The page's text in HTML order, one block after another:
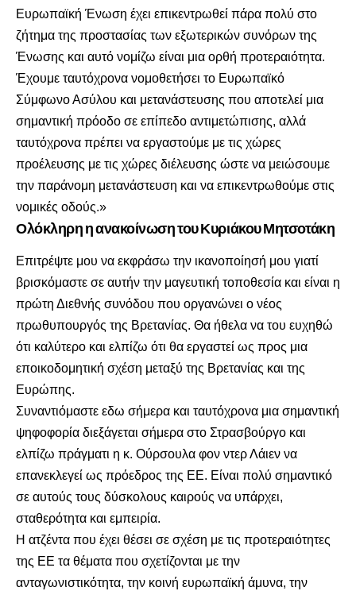
Ευρωπαϊκή Ένωση έχει επικεντρωθεί πάρα πολύ στο
ζήτημα της προστασίας των εξωτερικών συνόρων της
Ένωσης και αυτό νομίζω είναι μια ορθή προτεραιότητα.
Έχουμε ταυτόχρονα νομοθετήσει το Ευρωπαϊκό
Σύμφωνο Ασύλου και μετανάστευσης που αποτελεί μια
σημαντική πρόοδο σε επίπεδο αντιμετώπισης, αλλά
ταυτόχρονα πρέπει να εργαστούμε με τις χώρες
προέλευσης με τις χώρες διέλευσης ώστε να μειώσουμε
την παράνομη μετανάστευση και να επικεντρωθούμε στις
νομικές οδούς.»
Ολόκληρη η ανακοίνωση του Κυριάκου Μητσοτάκη
Επιτρέψτε μου να εκφράσω την ικανοποίησή μου γιατί
βρισκόμαστε σε αυτήν την μαγευτική τοποθεσία και είναι η
πρώτη Διεθνής συνόδου που οργανώνει ο νέος
πρωθυπουργός της Βρετανίας. Θα ήθελα να του ευχηθώ
ότι καλύτερο και ελπίζω ότι θα εργαστεί ως προς μια
εποικοδομητική σχέση μεταξύ της Βρετανίας και της
Ευρώπης.
Συναντιόμαστε εδω σήμερα και ταυτόχρονα μια σημαντική
ψηφοφορία διεξάγεται σήμερα στο Στρασβούργο και
ελπίζω πράγματι η κ. Ούρσουλα φον ντερ Λάιεν να
επανεκλεγεί ως πρόεδρος της ΕΕ. Είναι πολύ σημαντικό
σε αυτούς τους δύσκολους καιρούς να υπάρχει,
σταθερότητα και εμπειρία.
Η ατζέντα που έχει θέσει σε σχέση με τις προτεραιότητες
της ΕΕ τα θέματα που σχετίζονται με την
ανταγωνιστικότητα, την κοινή ευρωπαϊκή άμυνα, την